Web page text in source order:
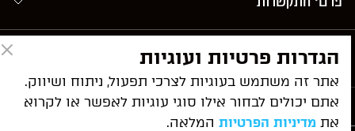
ניווט מהיר
שירותי המשרד
הגדרות פרטיות ועוגיות
אתר זה משתמש בעוגיות לצרכי תפעול, ניתוח ושיווק.
אתם יכולים לבחור אילו סוגי עוגיות לאפשר או לקרוא
אתמדיניות הפרטיותהמלאה.